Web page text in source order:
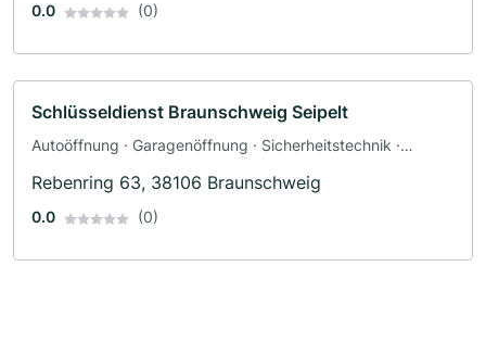
0.0 (0)
Schlüsseldienst Braunschweig Seipelt
Autoöffnung · Garagenöffnung · Sicherheitstechnik ·
Rebenring 63, 38106 Braunschweig
0.0 (0)